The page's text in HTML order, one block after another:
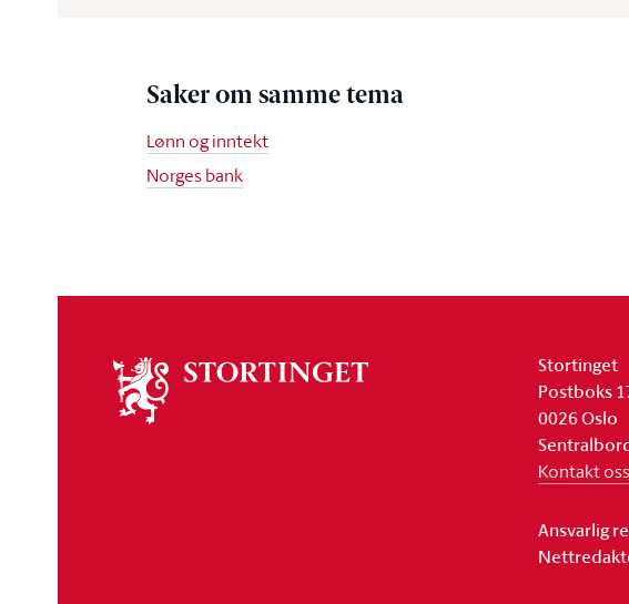
Saker om samme tema
Lønn og inntekt
Norges bank
stortinget
Stortinget
Postboks
0026 Oslo
Kontakt oss
Ansvarlig